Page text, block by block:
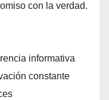
con la verdad.
informativa
constante